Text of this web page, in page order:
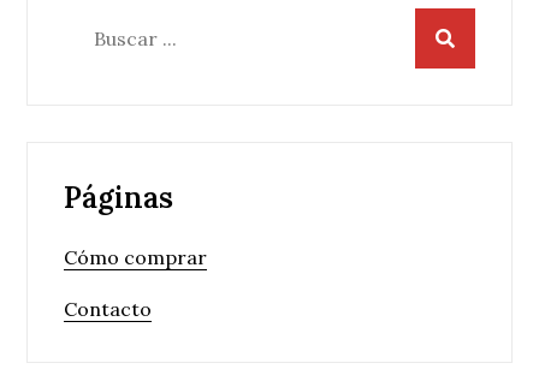
Páginas
Cómo comprar
Contacto